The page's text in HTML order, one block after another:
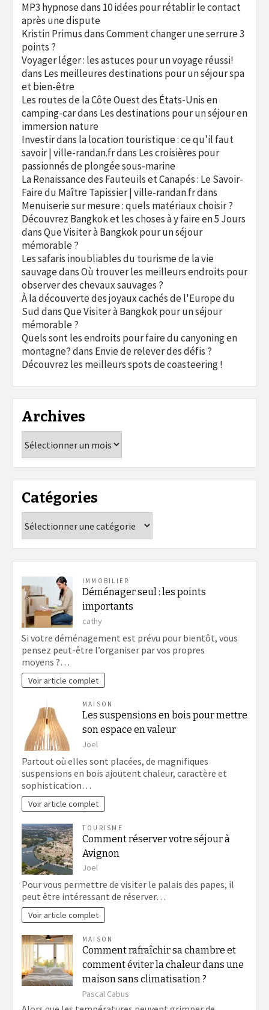
MP3 hypnosedans 10 idées pour rétablir le contact
après une dispute
Kristin PrimusdansComment changer une serrure 3
points ?
Voyager léger : les astuces pour un voyage réussi!
dans Les meilleures destinations pour un séjour spa
et bien-être
Les routes de la Côte Ouest des États-Unis en
camping-cardans Les destinations pour un séjour en
immersion nature
Investir dans la location touristique : ce qu’il faut
savoir | ville-randan.frdans Les croisières pour
passionnés de plongée sous-marine
La Renaissance des Fauteuils et Canapés : Le Savoir-
Faire du Maître Tapissier | ville-randan.frdans
Menuiserie sur mesure : quels matériaux choisir ?
Découvrez Bangkok et les choses à y faire en 5 Jours
dansQue Visiter à Bangkok pour un séjour
mémorable ?
Les safaris inoubliables du tourisme de la vie
sauvagedansOù trouver les meilleurs endroits pour
observer des chevaux sauvages ?
À la découverte des joyaux cachés de l'Europe du
SuddansQue Visiter à Bangkok pour un séjour
mémorable ?
Quels sont les endroits pour faire du canyoning en
montagne?dans Envie de relever des défis ?
Découvrez les meilleurs spots de coasteering !
Archives
Catégories
IMMOBILIER
Déménager seul : les points
importants
cathy
Si votre déménagement est prévu pour bientôt, vous
pensez peut-être l’organiser par vos propres
moyens ?…
Voir article complet
MAISON
Les suspensions en bois pour mettre
son espace en valeur
Joel
Partout où elles sont placées, de magnifiques
suspensions en bois ajoutent chaleur, caractère et
sophistication…
Voir article complet
TOURISME
Comment réserver votre séjour à
Avignon
Joel
Pour vous permettre de visiter le palais des papes, il
peut être intéressant de réserver…
Voir article complet
MAISON
Comment rafraîchir sa chambre et
comment éviter la chaleur dans une
maison sans climatisation ?
Pascal Cabus